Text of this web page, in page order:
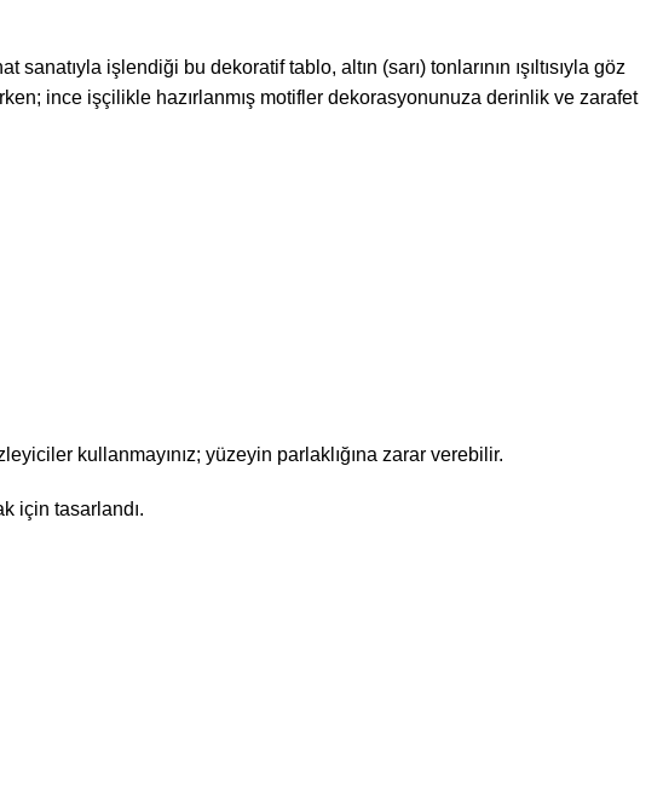
işlendiği bu dekoratif tablo, altın (sarı) tonlarının ışıltısıyla göz
ince işçilikle hazırlanmış motifler dekorasyonunuza derinlik ve zarafet
kullanmayınız; yüzeyin parlaklığına zarar verebilir.
için tasarlandı.